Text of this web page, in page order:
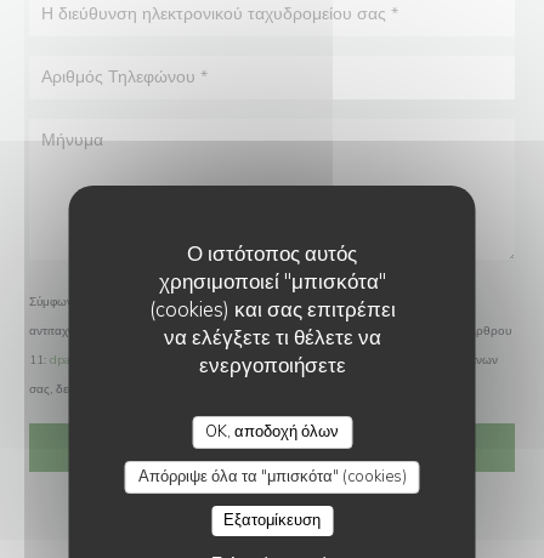
Ο ιστότοπος αυτός
χρησιμοποιεί "μπισκότα"
(cookies) και σας επιτρέπει
να ελέγξετε τι θέλετε να
ενεργοποιήσετε
OK, αποδοχή όλων
Απόρριψε όλα τα "μπισκότα" (cookies)
Εξατομίκευση
Σύμφωνα με τον κανονισμό προστασίας δεδομένων (GDPR), έχετε το δικαίωμα να
αντιταχθείτε σε εμπορικές επικοινωνίες. Μπορείτε να εγγραφείτε στο Μητρώο του Άρθρου
11: dpa.gr
. Για περισσότερες πληροφορίες σχετικά με την επεξεργασία των δεδομένων
σας, δείτε την